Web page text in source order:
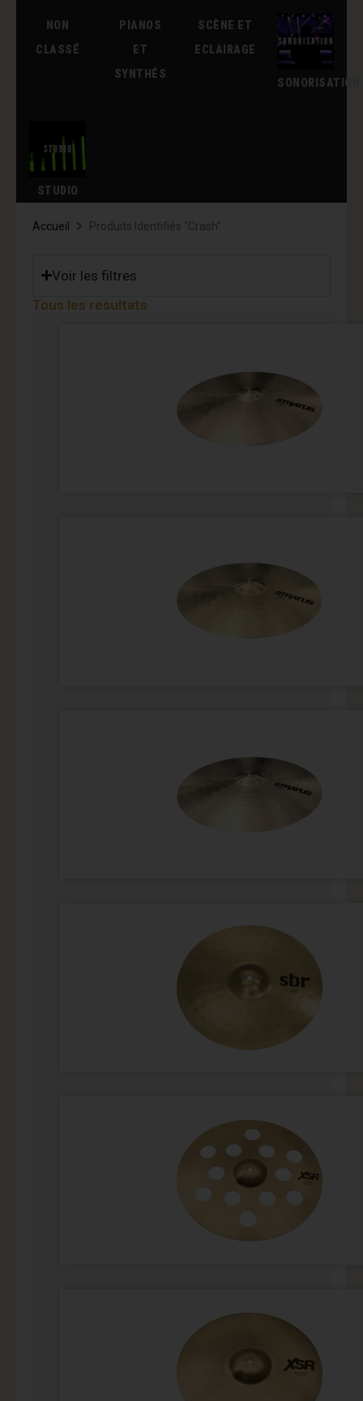
NON
CLASSÉ
PIANOS
ET
SYNTHÉS
SCÈNE ET
ECLAIRAGE
SONORISATION
STUDIO
Accueil Produits Identifiés “Crash”
Voir les filtres
Tous les resultats